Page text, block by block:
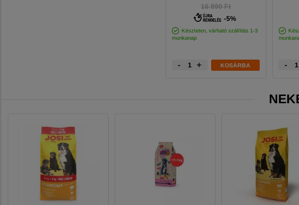
16 890 Ft
-5%
Készleten, várható szállítás 1-3
munkanap
- + KOSÁRBA -